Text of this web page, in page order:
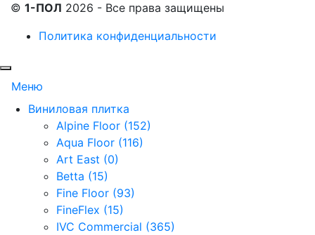
© 1-ПОЛ 2026 - Все права защищены
Политика конфиденциальности
Меню
Виниловая плитка
Alpine Floor (152)
Aqua Floor (116)
Art East (0)
Betta (15)
Fine Floor (93)
FineFlex (15)
IVC Commercial (365)